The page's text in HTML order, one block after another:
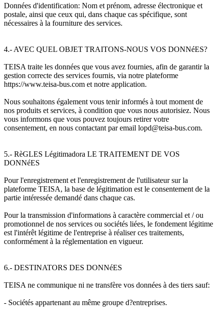
Données d'identification: Nom et prénom, adresse électronique et
postale, ainsi que ceux qui, dans chaque cas spécifique, sont
nécessaires à la fourniture des services.
4.- AVEC QUEL OBJET TRAITONS-NOUS VOS DONNéES?
TEISA traite les données que vous avez fournies, afin de garantir la
gestion correcte des services fournis, via notre plateforme
https://www.teisa-bus.com et notre application.
Nous souhaitons également vous tenir informés à tout moment de
nos produits et services, à condition que vous nous autorisiez. Nous
vous informons que vous pouvez toujours retirer votre
consentement, en nous contactant par email lopd@teisa-bus.com.
5.- RèGLES Légitimadora LE TRAITEMENT DE VOS
DONNéES
Pour l'enregistrement et l'enregistrement de l'utilisateur sur la
plateforme TEISA, la base de légitimation est le consentement de la
partie intéressée demandé dans chaque cas.
Pour la transmission d'informations à caractère commercial et / ou
promotionnel de nos services ou sociétés liées, le fondement légitime
est l'intérêt légitime de l'entreprise à réaliser ces traitements,
conformément à la réglementation en vigueur.
6.- DESTINATORS DES DONNéES
TEISA ne communique ni ne transfère vos données à des tiers sauf:
- Sociétés appartenant au même groupe d?entreprises.